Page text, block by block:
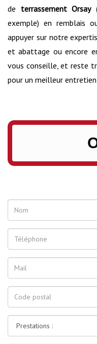
de terrassement Orsay
exemple) en remblais
appuyer sur notre
et abattage ou encore
vous conseille, et reste
pour un meilleur